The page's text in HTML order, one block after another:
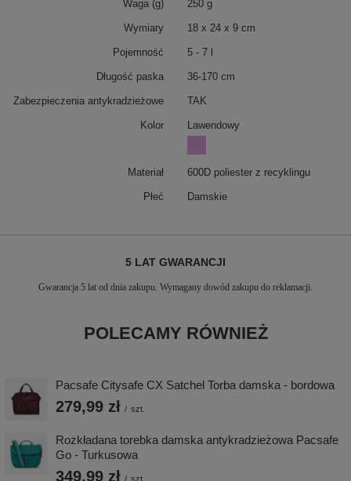
Waga (g) 250 g
Wymiary 18 x 24 x 9 cm
Pojemność 5 - 7 l
Długość paska 36-170 cm
Zabezpieczenia antykradzieżowe TAK
Kolor Lawendowy
Materiał 600D poliester z recyklingu
Płeć Damskie
5 LAT GWARANCJI
Gwarancja 5 lat od dnia zakupu. Wymagany dowód zakupu do reklamacji.
POLECAMY RÓWNIEŻ
Pacsafe Citysafe CX Satchel Torba damska - bordowa
279,99 zł / szt.
Rozkładana torebka damska antykradzieżowa Pacsafe
Go - Turkusowa
349,99 zł / szt.